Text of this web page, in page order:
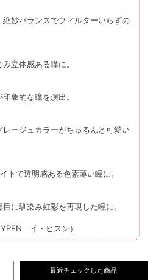
妙バランスでフィルターいらずの
立体感ある瞳に。
象的な瞳を演出。
ージュカラーがちゅるんと可愛い
トで透明感ある色素薄い瞳に。
に馴染み虹彩を再現した瞳に。
イ・ヒスン）
最近チェックした商品